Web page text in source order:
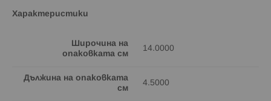
Характеристики
Широчина на
опаковката см
14.0000
Дължина на опаковката
см
4.5000